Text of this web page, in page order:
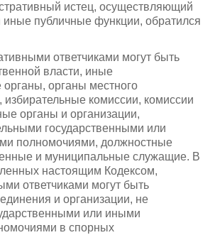
истец, осуществляющий
иные публичные функции, обратился
ответчиками могут быть
власти, иные
органы, органы местного
комиссии, комиссии
органы и организации,
государственными или
полномочиями, должностные
и муниципальные служащие. В
настоящим Кодексом,
ответчиками могут быть
и организации, не
или иными
в спорных